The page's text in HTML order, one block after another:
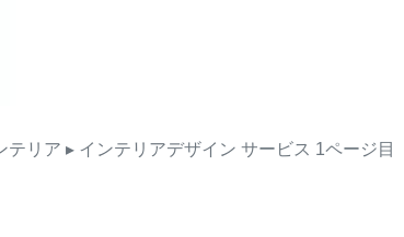
テリア ▸ インテリアデザイン サービス 1ページ目